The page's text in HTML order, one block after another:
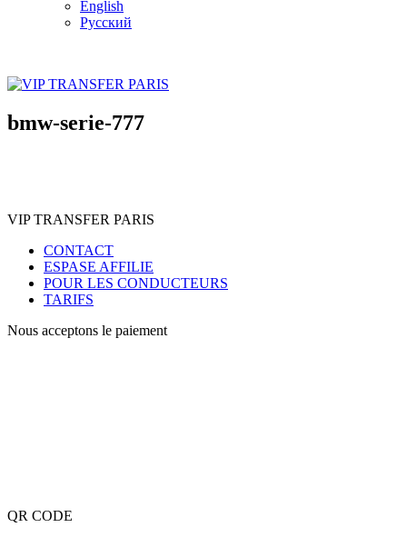
English
Русский
bmw-serie-777
VIP TRANSFER PARIS
CONTACT
ESPASE AFFILIE
POUR LES CONDUCTEURS
TARIFS
Nous acceptons le paiement
QR CODE